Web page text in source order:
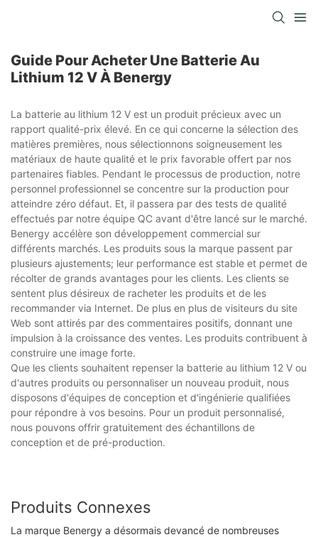
Guide Pour Acheter Une Batterie Au
Lithium 12 V À Benergy
La batterie au lithium 12 V est un produit précieux avec un
rapport qualité-prix élevé. En ce qui concerne la sélection des
matières premières, nous sélectionnons soigneusement les
matériaux de haute qualité et le prix favorable offert par nos
partenaires fiables. Pendant le processus de production, notre
personnel professionnel se concentre sur la production pour
atteindre zéro défaut. Et, il passera par des tests de qualité
effectués par notre équipe QC avant d'être lancé sur le marché.
Benergy accélère son développement commercial sur
différents marchés. Les produits sous la marque passent par
plusieurs ajustements; leur performance est stable et permet de
récolter de grands avantages pour les clients. Les clients se
sentent plus désireux de racheter les produits et de les
recommander via Internet. De plus en plus de visiteurs du site
Web sont attirés par des commentaires positifs, donnant une
impulsion à la croissance des ventes. Les produits contribuent à
construire une image forte.
Que les clients souhaitent repenser la batterie au lithium 12 V ou
d'autres produits ou personnaliser un nouveau produit, nous
disposons d'équipes de conception et d'ingénierie qualifiées
pour répondre à vos besoins. Pour un produit personnalisé,
nous pouvons offrir gratuitement des échantillons de
conception et de pré-production.
Produits Connexes
La marque Benergy a désormais devancé de nombreuses